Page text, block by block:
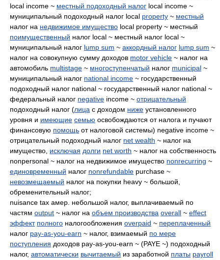
local income ~ местный подоходный налог local income ~
муниципальный подоходный налог local property ~ местный
налог на недвижимое имущество local property ~ местный
поимущественный налог local ~ местный налог local ~
муниципальный налог lump sum ~ аккордный налог lump sum ~
налог на совокупную сумму доходов motor vehicle ~ налог на
автомобиль multistage ~ многоступенчатый налог municipal ~
муниципальный налог national income ~ государственный
подоходный налог national ~ государственный налог national ~
федеральный налог negative income ~ отрицательный
подоходный налог (лица с доходом ниже установленного
уровня и имеющие семью освобождаются от налога и пучают
финансовую помощь от налоговой системы) negative income ~
отрицательный подоходный налог net wealth ~ налог на
имущество, исключая долги net worth ~ налог на собственность
nonpersonal ~ налог на недвижимое имущество nonrecurring ~
единовременный налог nonrefundable purchase ~
невозмещаемый налог на покупки heavy ~ большой,
обременительный налог;
nuisance tax амер. небольшой налог, выплачиваемый по
частям output ~ налог на объем производства overall ~ effect
эффект полного налогообложения overpaid ~ переплаченный
налог pay-as-you-earn ~ налог, взимаемый по мере
поступления доходов pay-as-you-earn ~ (PAYE ~) подоходный
налог, автоматически вычитаемый из заработной платы payroll